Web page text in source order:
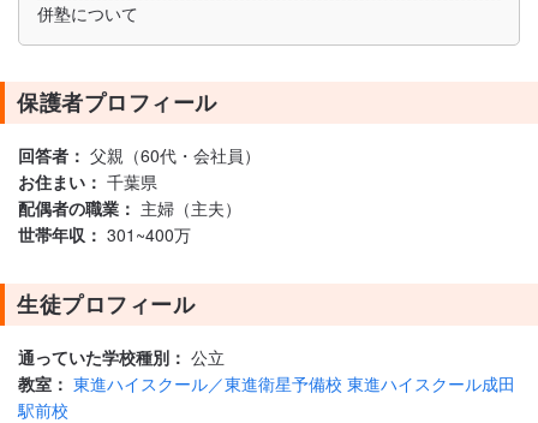
併塾について
保護者プロフィール
回答者： 父親（60代・会社員）
お住まい： 千葉県
配偶者の職業： 主婦（主夫）
世帯年収： 301~400万
生徒プロフィール
通っていた学校種別： 公立
教室： 東進ハイスクール／東進衛星予備校 東進ハイスクール成田
駅前校